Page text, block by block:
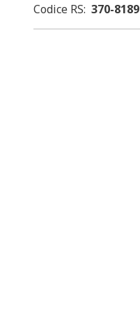
Codice RS: 370-8189